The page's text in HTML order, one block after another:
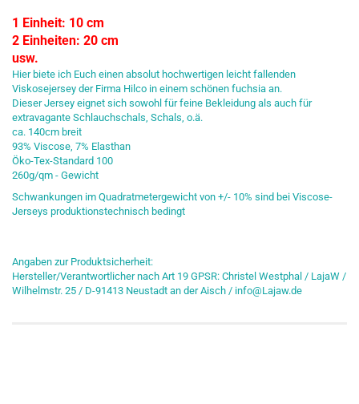
1 Einheit: 10 cm
2 Einheiten: 20 cm
usw.
Hier biete ich Euch einen absolut hochwertigen leicht fallenden
Viskosejersey der Firma Hilco in einem schönen fuchsia an.
Dieser Jersey eignet sich sowohl für feine Bekleidung als auch für
extravagante Schlauchschals, Schals, o.ä.
ca. 140cm breit
93% Viscose, 7% Elasthan
Öko-Tex-Standard 100
260g/qm - Gewicht
Schwankungen im Quadratmetergewicht von +/- 10% sind bei Viscose-
Jerseys produktionstechnisch bedingt
Angaben zur Produktsicherheit:
Hersteller/Verantwortlicher nach Art 19 GPSR: Christel Westphal / LajaW /
Wilhelmstr. 25 / D-91413 Neustadt an der Aisch / info@Lajaw.de